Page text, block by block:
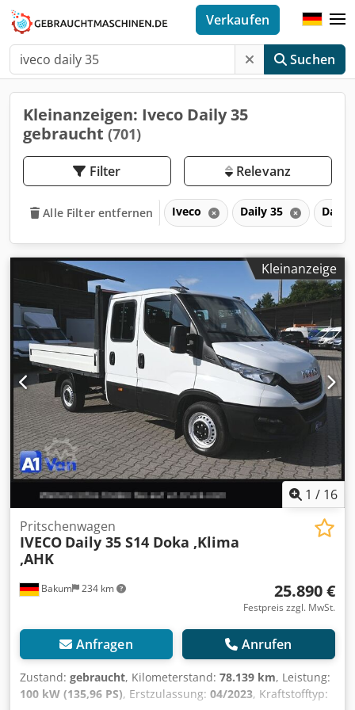
Suchen
Verkaufen
Kleinanzeigen: Iveco Daily 35
gebraucht (701)
Filter Relevanz
Alle Filter entfernen Iveco Daily 35 Daily
Kleinanzeige
1 / 16
Bakum 234 km
Pritschenwagen
IVECO Daily 35 S14 Doka ,Klima
,AHK
25.890 €
Festpreis zzgl. MwSt.
Anfragen Anrufen
Zustand: gebraucht, Kilometerstand: 78.139 km, Leistung:
100 kW (135,96 PS), Erstzulassung: 04/2023, Kraftstofftyp: